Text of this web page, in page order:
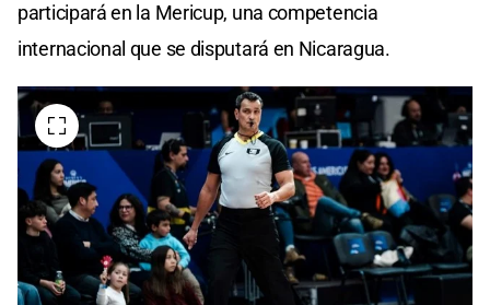
participará en la Mericup, una competencia
internacional que se disputará en Nicaragua.